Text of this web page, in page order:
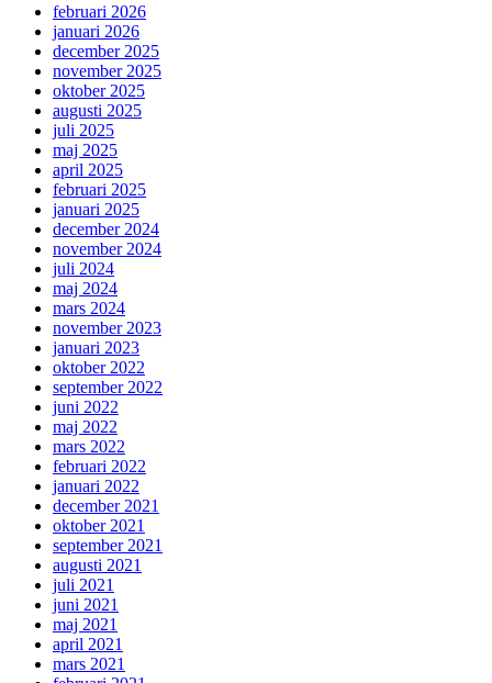
februari 2026
januari 2026
december 2025
november 2025
oktober 2025
augusti 2025
juli 2025
maj 2025
april 2025
februari 2025
januari 2025
december 2024
november 2024
juli 2024
maj 2024
mars 2024
november 2023
januari 2023
oktober 2022
september 2022
juni 2022
maj 2022
mars 2022
februari 2022
januari 2022
december 2021
oktober 2021
september 2021
augusti 2021
juli 2021
juni 2021
maj 2021
april 2021
mars 2021